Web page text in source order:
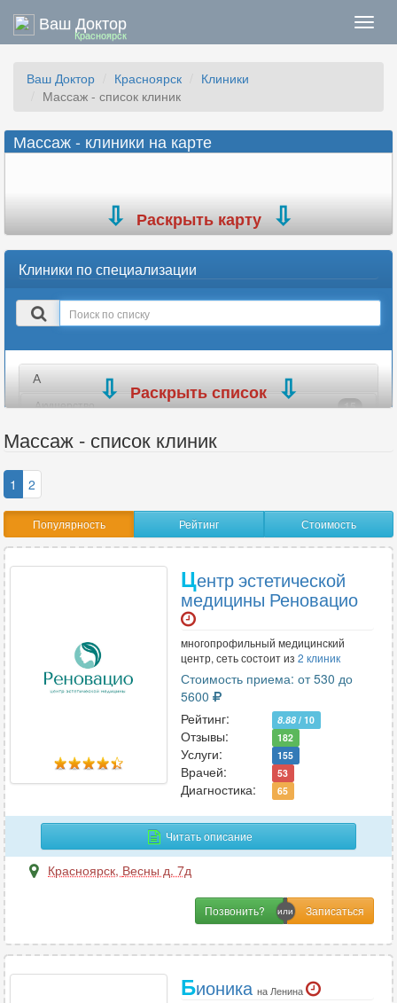
Ваш Доктор
Красноярск
Ваш Доктор Красноярск
Клиники
Массаж - список клиник
Массаж - клиники на карте
Раскрыть карту
Клиники по специализации
Поиск
в
А
Акушерство 15
Аллергология
Ангиохирургия
Андрология
Анестезиология 12
Анестезиология-реаниматология 14
Венерология
Вертебрология 2
Гинекология 28
Гирудотерапия 2
Гнатология
Д
Раскрыть список
Массаж - список клиник
1 2
Популярность Рейтинг Стоимость
Центр эстетической
медицины Реновацио
многопрофильный медицинский
центр, сеть состоит из 2 клиник
Стоимость приема: от 530 до
5600
Рейтинг:
8.88 / 10
Отзывы: 182
Услуги: 155
Врачей: 53
Диагностика: 65
Читать описание
Красноярск, Весны д. 7д
Позвонить?
Бионика на Ленина